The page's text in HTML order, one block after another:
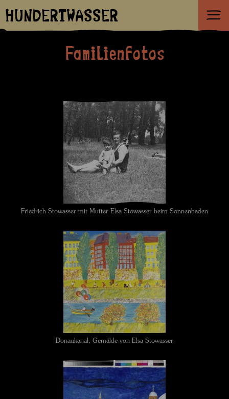
HUNDERTWASSER
Familienfotos
Friedrich Stowasser mit Mutter Elsa Stowasser beim Sonnenbaden
Donaukanal, Gemälde von Elsa Stowasser